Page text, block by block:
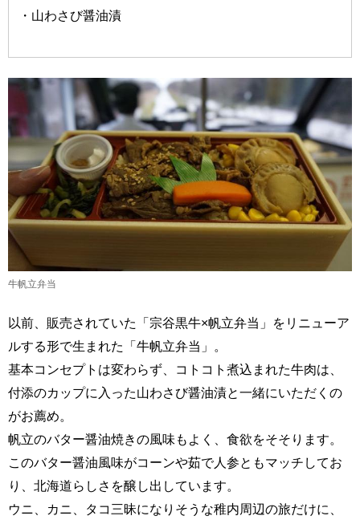
・山わさび醤油漬
牛帆立弁当
以前、販売されていた「宗谷黒牛×帆立弁当」をリニューア
ルする形で生まれた「牛帆立弁当」。
基本コンセプトは変わらず、コトコト煮込まれた牛肉は、
付添のカップに入った山わさび醤油漬と一緒にいただくの
がお薦め。
帆立のバター醤油焼きの風味もよく、食欲をそそります。
このバター醤油風味がコーンや茹で人参ともマッチしてお
り、北海道らしさを醸し出しています。
ウニ、カニ、タコ三昧になりそうな稚内周辺の旅だけに、